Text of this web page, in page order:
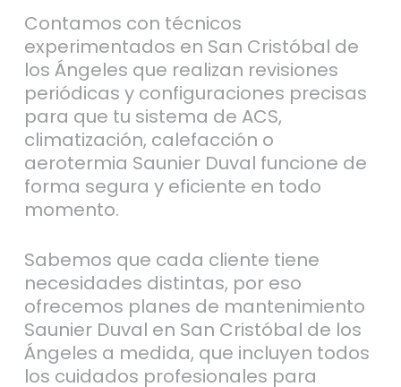
Contamos con técnicos
experimentados en San Cristóbal de
los Ángeles que realizan revisiones
periódicas y configuraciones precisas
para que tu sistema de ACS,
climatización, calefacción o
aerotermia Saunier Duval funcione de
forma segura y eficiente en todo
momento.
Sabemos que cada cliente tiene
necesidades distintas, por eso
ofrecemos planes de mantenimiento
Saunier Duval en San Cristóbal de los
Ángeles a medida, que incluyen todos
los cuidados profesionales para